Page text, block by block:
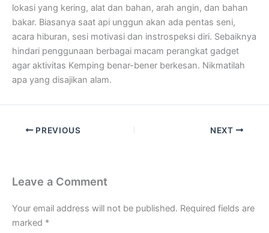
lokasi yang kering, alat dan bahan, arah angin, dan bahan
bakar. Biasanya saat api unggun akan ada pentas seni,
acara hiburan, sesi motivasi dan instrospeksi diri. Sebaiknya
hindari penggunaan berbagai macam perangkat gadget
agar aktivitas Kemping benar-bener berkesan. Nikmatilah
apa yang disajikan alam.
PREVIOUS NEXT
Leave a Comment
Your email address will not be published. Required fields are
marked *